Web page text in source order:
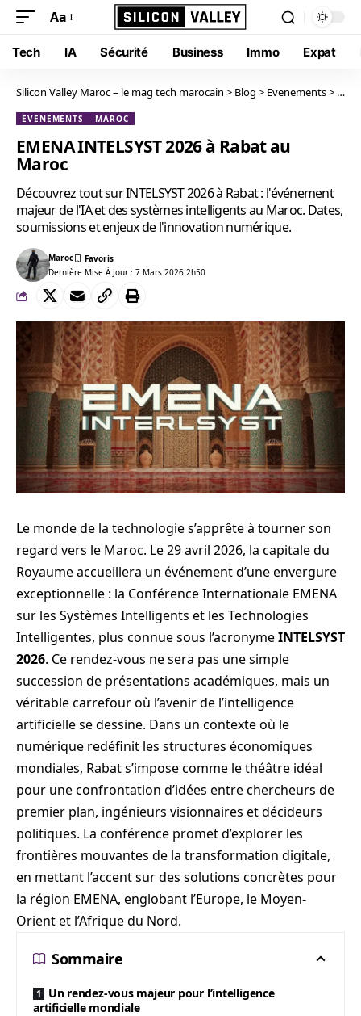
Aa
Tech IA Sécurité Business Immo Expat
Silicon Valley Maroc – le mag tech marocain > Blog > Evenements>
EVENEMENTS MAROC
EMENA INTELSYST 2026 à Rabat au
Maroc
Découvrez tout sur INTELSYST 2026 à Rabat : l'événement
majeur de l'IA et des systèmes intelligents au Maroc. Dates,
soumissions et enjeux de l'innovation numérique.
Dernière Mise À Jour : 7 Mars 2026 2h50
Maroc
Le monde de la technologie s’apprête à tourner son
regard vers le Maroc. Le 29 avril 2026, la capitale du
Royaume accueillera un événement d’une envergure
exceptionnelle : la Conférence Internationale EMENA
sur les Systèmes Intelligents et les Technologies
Intelligentes, plus connue sous l’acronymeINTELSYST
2026. Ce rendez-vous ne sera pas une simple
succession de présentations académiques, mais un
véritable carrefour où l’avenir de l’intelligence
artificielle se dessine. Dans un contexte où le
numérique redéfinit les structures économiques
mondiales, Rabat s’impose comme le théâtre idéal
pour une confrontation d’idées entre chercheurs de
premier plan, ingénieurs visionnaires et décideurs
politiques. La conférence promet d’explorer les
frontières mouvantes de la transformation digitale,
en mettant l’accent sur des solutions concrètes pour
la région EMENA, englobant l’Europe, le Moyen-
Orient et l’Afrique du Nord.
Sommaire
Un rendez-vous majeur pour l’intelligence
artificielle mondiale